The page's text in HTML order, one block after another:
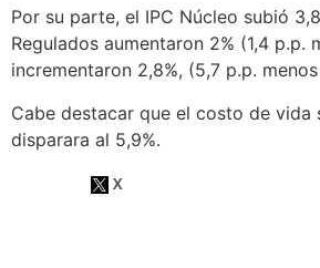
Por su parte, el IPC Núcleo subió
Regulados aumentaron 2% (1,4
incrementaron 2,8%, (5,7 p.p.
Cabe destacar que el costo de vida
disparara al 5,9%.